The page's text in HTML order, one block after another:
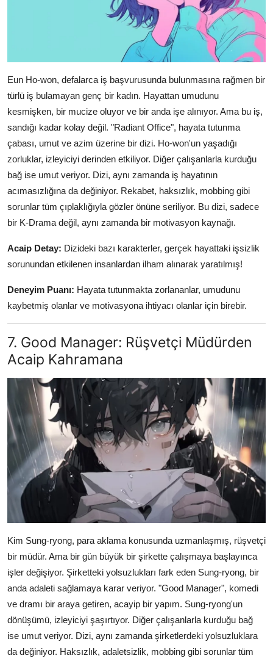
Eun Ho-won, defalarca iş başvurusunda bulunmasına rağmen bir
türlü iş bulamayan genç bir kadın. Hayattan umudunu
kesmişken, bir mucize oluyor ve bir anda işe alınıyor. Ama bu iş,
sandığı kadar kolay değil. "Radiant Office", hayata tutunma
çabası, umut ve azim üzerine bir dizi. Ho-won'un yaşadığı
zorluklar, izleyiciyi derinden etkiliyor. Diğer çalışanlarla kurduğu
bağ ise umut veriyor. Dizi, aynı zamanda iş hayatının
acımasızlığına da değiniyor. Rekabet, haksızlık, mobbing gibi
sorunlar tüm çıplaklığıyla gözler önüne seriliyor. Bu dizi, sadece
bir K-Drama değil, aynı zamanda bir motivasyon kaynağı.
Acaip Detay: Dizideki bazı karakterler, gerçek hayattaki işsizlik
sorunundan etkilenen insanlardan ilham alınarak yaratılmış!
Deneyim Puanı: Hayata tutunmakta zorlananlar, umudunu
kaybetmiş olanlar ve motivasyona ihtiyacı olanlar için birebir.
7. Good Manager: Rüşvetçi Müdürden
Acaip Kahramana
Kim Sung-ryong, para aklama konusunda uzmanlaşmış, rüşvetçi
bir müdür. Ama bir gün büyük bir şirkette çalışmaya başlayınca
işler değişiyor. Şirketteki yolsuzlukları fark eden Sung-ryong, bir
anda adaleti sağlamaya karar veriyor. "Good Manager", komedi
ve dramı bir araya getiren, acayip bir yapım. Sung-ryong'un
dönüşümü, izleyiciyi şaşırtıyor. Diğer çalışanlarla kurduğu bağ
ise umut veriyor. Dizi, aynı zamanda şirketlerdeki yolsuzluklara
da değiniyor. Haksızlık, adaletsizlik, mobbing gibi sorunlar tüm